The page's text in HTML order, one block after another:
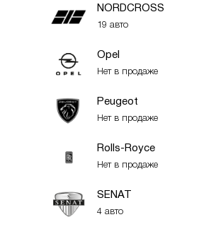
NORDCROSS
19 авто
Opel
Нет в продаже
Peugeot
Нет в продаже
Rolls-Royce
Нет в продаже
SENAT
4 авто